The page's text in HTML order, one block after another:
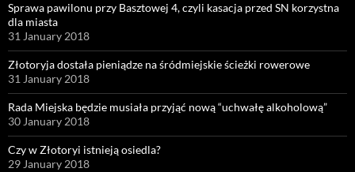
Sprawa pawilonu przy Basztowej 4, czyli kasacja przed SN korzystna
dla miasta
31 January 2018
Złotoryja dostała pieniądze na śródmiejskie ścieżki rowerowe
31 January 2018
Rada Miejska będzie musiała przyjąć nową “uchwałę alkoholową”
30 January 2018
Czy w Złotoryi istnieją osiedla?
29 January 2018